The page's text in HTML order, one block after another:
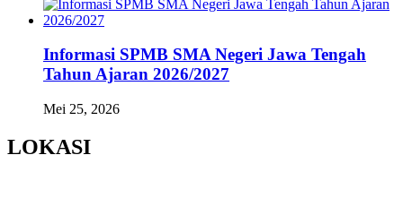
Informasi SPMB SMA Negeri Jawa Tengah
Tahun Ajaran 2026/2027
Mei 25, 2026
LOKASI